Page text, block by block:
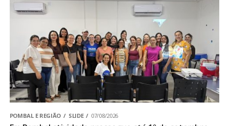
POMBAL E REGIÃO SLIDE 07/08/2026